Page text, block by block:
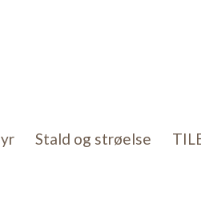
Stald og strøelse